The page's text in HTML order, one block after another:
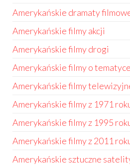
Amerykańskie dramaty
Amerykańskie filmy akcji
Amerykańskie filmy drogi
Amerykańskie filmy o
Amerykańskie filmy
Amerykańskie filmy z 1971
Amerykańskie filmy z 1995
Amerykańskie filmy z 2011
Amerykańskie sztuczne